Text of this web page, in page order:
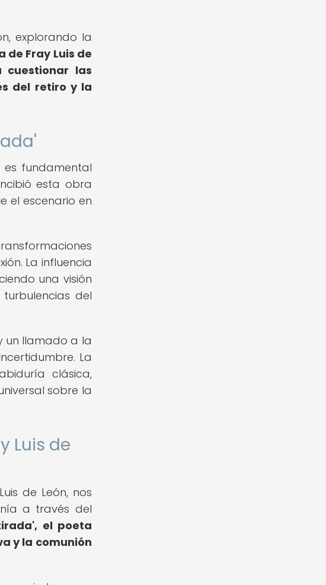
explorando la
de Fray Luis de
las
del retiro y la
fundamental
esta obra
el escenario en
La influencia
una visión
del
un llamado a la
La
clásica,
sobre la
Luis de
de León, nos
a través del
el poeta
y la comunión